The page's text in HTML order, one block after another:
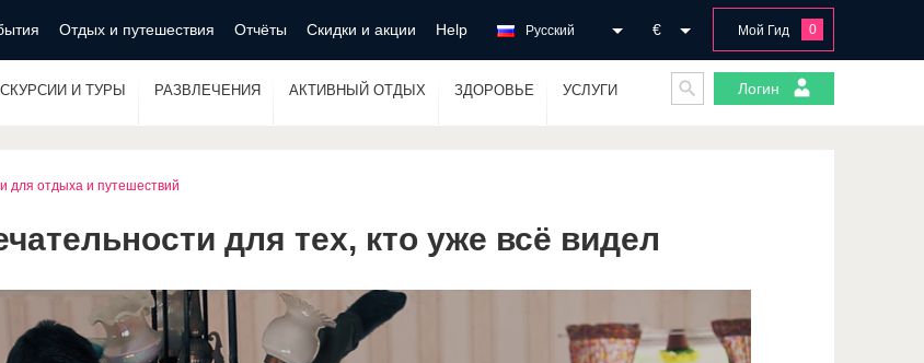
Отдых и путешествия Отчёты Скидки и акции Help Мой Гид 0
€
Русский
И ТУРЫ РАЗВЛЕЧЕНИЯ АКТИВНЫЙ ОТДЫХ ЗДОРОВЬЕ УСЛУГИ Логин
для отдыха и путешествий
для тех, кто уже всё видел